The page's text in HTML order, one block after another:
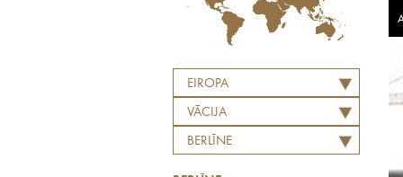
EIROPA
VĀCIJA
BERLĪNE